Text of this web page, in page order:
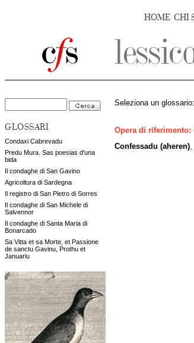
HOME CHI
GLOSSARI
Condaxi Cabrevadu
Predu Mura. Sas poesias d'una
bida
Il condaghe di San Gavino
Agricoltura di Sardegna
Il registro di San Pietro di Sorres
Il condaghe di San Michele di
Salvennor
Il condaghe di Santa Maria di
Bonarcado
Sa Vitta et sa Morte, et Passione
de sanctu Gavinu, Prothu et
Januariu
Seleziona un glossario:
Opera di riferimento:
Confessadu (aheren)